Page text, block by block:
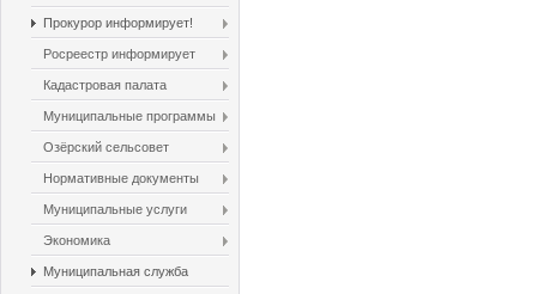
Прокурор информирует!
Росреестр информирует
Кадастровая палата
Муниципальные программы
Озёрский сельсовет
Нормативные документы
Муниципальные услуги
Экономика
Муниципальная служба